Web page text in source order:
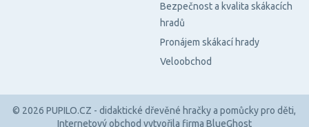
Bezpečnost a kvalita skákacích
hradů
Pronájem skákací hrady
Veloobchod
© 2026 PUPILO.CZ - didaktické dřevěné hračky a pomůcky pro děti,
Internetový obchod vytvořila firma BlueGhost